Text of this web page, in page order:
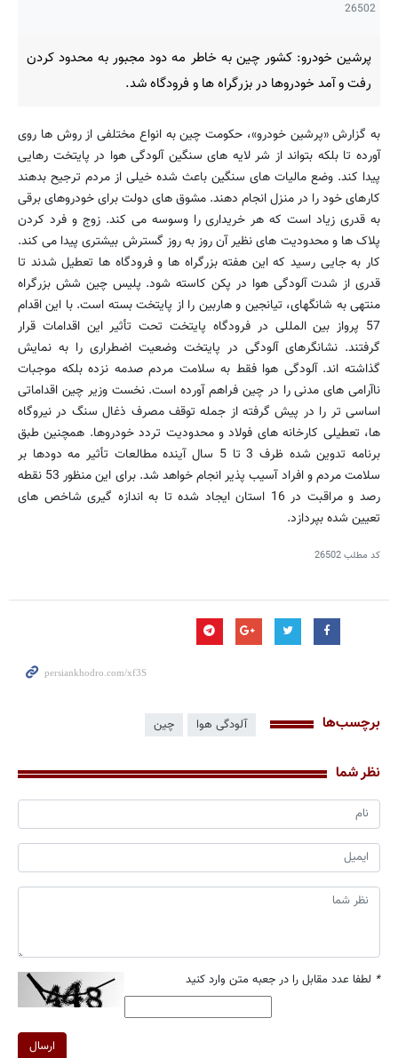
26502
پرشین خودرو: کشور چین به خاطر مه دود مجبور به محدود کردن
رفت و آمد خودروها در بزرگراه ها و فرودگاه شد.
به گزارش «پرشین خودرو»، حکومت چین به انواع مختلفی از روش ها روی
آورده تا بلکه بتواند از شر لایه های سنگین آلودگی هوا در پایتخت رهایی
پیدا کند. وضع مالیات های سنگین باعث شده خیلی از مردم ترجیح بدهند
کارهای خود را در منزل انجام دهند. مشوق های دولت برای خودروهای برقی
به قدری زیاد است که هر خریداری را وسوسه می کند. زوج و فرد کردن
پلاک ها و محدودیت های نظیر آن روز به روز گسترش بیشتری پیدا می کند.
کار به جایی رسید که این هفته بزرگراه ها و فرودگاه ها تعطیل شدند تا
قدری از شدت آلودگی هوا در پکن کاسته شود. پلیس چین شش بزرگراه
منتهی به شانگهای، تیانجین و هاربین را از پایتخت بسته است. با این اقدام
57 پرواز بین المللی در فرودگاه پایتخت تحت تأثیر این اقدامات قرار
گرفتند. نشانگرهای آلودگی در پایتخت وضعیت اضطراری را به نمایش
گذاشته اند. آلودگی هوا فقط به سلامت مردم صدمه نزده بلکه موجبات
ناآرامی های مدنی را در چین فراهم آورده است. نخست وزیر چین اقداماتی
اساسی تر را در پیش گرفته از جمله توقف مصرف ذغال سنگ در نیروگاه
ها، تعطیلی کارخانه های فولاد و محدودیت تردد خودروها. همچنین طبق
برنامه تدوین شده ظرف 3 تا 5 سال آینده مطالعات تأثیر مه دودها بر
سلامت مردم و افراد آسیب پذیر انجام خواهد شد. برای این منظور 53 نقطه
رصد و مراقبت در 16 استان ایجاد شده تا به اندازه گیری شاخص های
تعیین شده بپردازد.
کد مطلب26502
برچسب‌ها آلودگی هوا چین
نظر شما
* لطفا عدد مقابل را در جعبه متن وارد کنید
ارسال